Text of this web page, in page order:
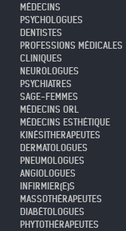
MÉDECINS
PSYCHOLOGUES
DENTISTES
PROFESSIONS MÉDICALES
CLINIQUES
NEUROLOGUES
PSYCHIATRES
SAGE-FEMMES
MÉDECINS ORL
MÉDECINS ESTHÉTIQUE
KINÉSITHERAPEUTES
DERMATOLOGUES
PNEUMOLOGUES
ANGIOLOGUES
INFIRMIER(E)S
MASSOTHÉRAPEUTES
DIABÉTOLOGUES
PHYTOTHÉRAPEUTES